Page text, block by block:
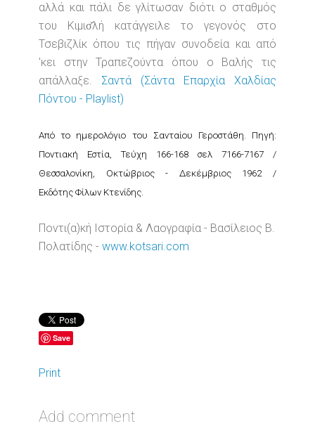
αλλά και πάλι δε γλίτωσαν διότι ο σταθμός
του Κιμισ̆λή κατάγγειλε το γεγονός στο
Τσεβιζλίκ όπου τις πήγαν συνοδεία και από
'κει στην Τραπεζούντα όπου ο Βαλής τις
απάλλαξε. Σαντά (Σάντα Επαρχία Χαλδίας
Πόντου - Playlist)
Από το ημερολόγιο του Σανταίου Γεροστάθη. Πηγή:
Ποντιακή Εστία, Τεύχη 166-168 σελ 7166-7167 /
Θεσσαλονίκη, Οκτώβριος - Δεκέμβριος 1962 /
Εκδότης Φίλων Κτενίδης.
Ποντι(α)κή Ιστορία & Λαογραφία - Βασίλειος Β.
Πολατίδης - www.kotsari.com
Save
Print
Add comment